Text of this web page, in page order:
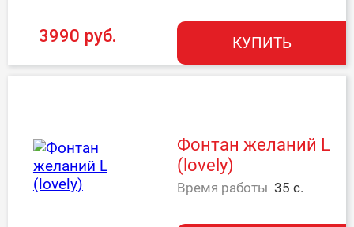
3990 руб. КУПИТЬ
Фонтан желаний L
(lovely)
Время работы 35 с.